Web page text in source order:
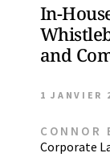
In-
and
1 JANVIER
CONNOR
Corporate